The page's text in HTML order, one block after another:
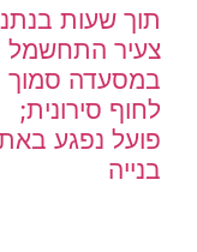
תוך שעות
צעיר התחשמל
במסעדה סמוך
לחוף סירונית;
פועל נפגע
בנייה